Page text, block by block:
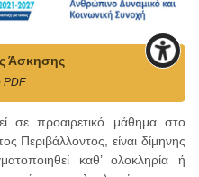
Άσκησης
PDF
σε προαιρετικό μάθημα στο
είναι δίμηνης
καθ’ ολοκληρία ή